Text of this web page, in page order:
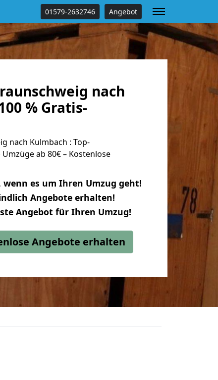
01579-2632746 Angebot
nach
% Gratis-
nach Kulmbach : Top-
ab 80€ – Kostenlose
es um Ihren Umzug geht!
Angebote erhalten!
Angebot für Ihren Umzug!
Angebote erhalten